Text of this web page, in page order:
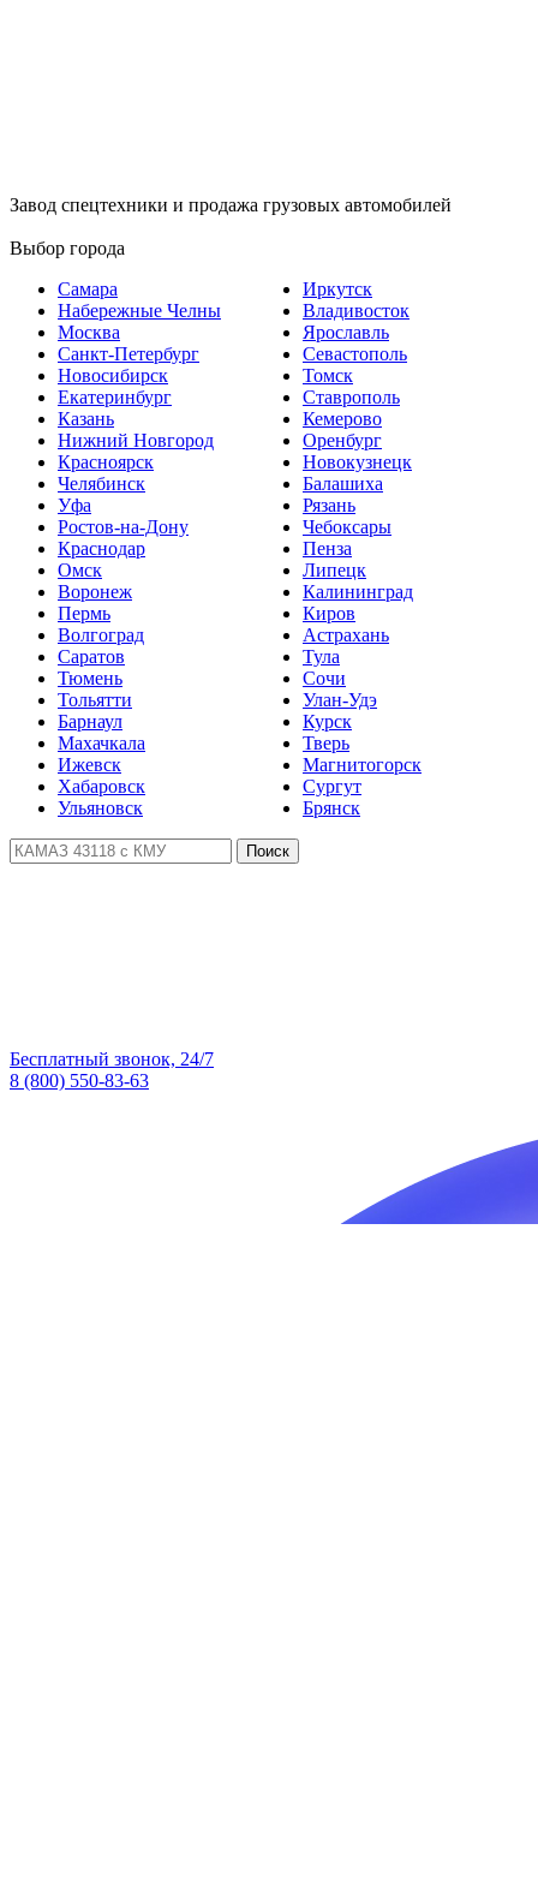
Завод спецтехники и продажа грузовых автомобилей
Выбор города
Самара
Набережные Челны
Москва
Санкт-Петербург
Новосибирск
Екатеринбург
Казань
Нижний Новгород
Красноярск
Челябинск
Уфа
Ростов-на-Дону
Краснодар
Омск
Воронеж
Пермь
Волгоград
Саратов
Тюмень
Тольятти
Барнаул
Махачкала
Ижевск
Хабаровск
Ульяновск
Иркутск
Владивосток
Ярославль
Севастополь
Томск
Ставрополь
Кемерово
Оренбург
Новокузнецк
Балашиха
Рязань
Чебоксары
Пенза
Липецк
Калининград
Киров
Астрахань
Тула
Сочи
Улан-Удэ
Курск
Тверь
Магнитогорск
Сургут
Брянск
Поиск
Бесплатный звонок, 24/7
8 (800) 550-83-63